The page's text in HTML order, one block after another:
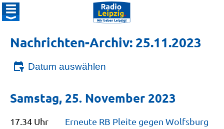
Nachrichten-Archiv: 25.11.2023
Datum auswählen
Samstag, 25. November 2023
17.34 Uhr Erneute RB Pleite gegen Wolfsburg